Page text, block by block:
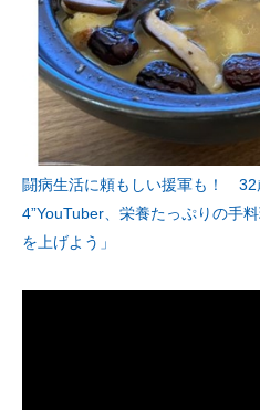
闘病生活に頼もしい援軍も！ 32
4”YouTuber、栄養たっぷりの手
を上げよう」